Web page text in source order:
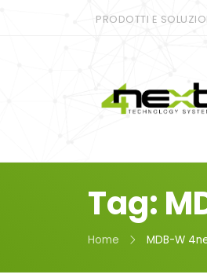
PRODOTTI E
Tag:
Home MDB-W